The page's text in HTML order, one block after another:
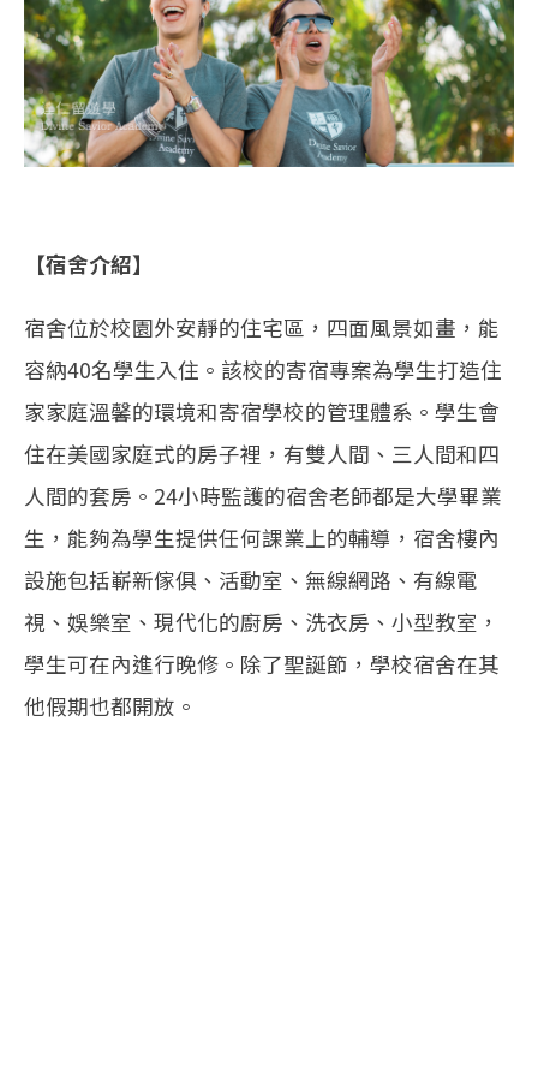
【宿舍介紹】
宿舍位於校園外安靜的住宅區，四面風景如畫，能
容納40名學生入住。該校的寄宿專案為學生打造住
家家庭溫馨的環境和寄宿學校的管理體系。學生會
住在美國家庭式的房子裡，有雙人間、三人間和四
人間的套房。24小時監護的宿舍老師都是大學畢業
生，能夠為學生提供任何課業上的輔導，宿舍樓內
設施包括嶄新傢俱、活動室、無線網路、有線電
視、娛樂室、現代化的廚房、洗衣房、小型教室，
學生可在內進行晚修。除了聖誕節，學校宿舍在其
他假期也都開放。